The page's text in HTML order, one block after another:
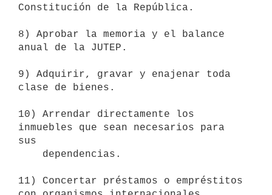
Constitución de la República.
8) Aprobar la memoria y el balance
anual de la JUTEP.
9) Adquirir, gravar y enajenar toda
clase de bienes.
10) Arrendar directamente los
inmuebles que sean necesarios para
sus
11) Concertar préstamos o empréstitos